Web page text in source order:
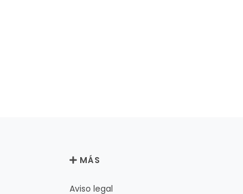
MÁS
Aviso legal